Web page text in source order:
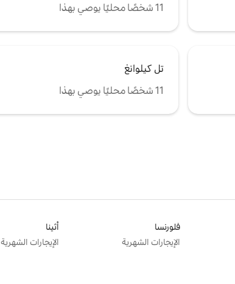
11 شخصًا محليًا يوصي بهذا
تل كيلوانغ
11 شخصًا محليًا يوصي بهذا
فلورنسا
الإيجارات الشهرية
أثينا
الإيجارات الشهرية